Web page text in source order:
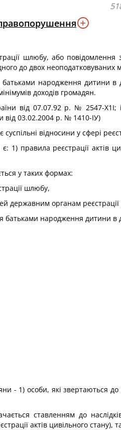
шлюбу, або повідомлення
до двох неоподатковуваних
народження дитини в
доходів громадян.
від 07.07.92 р. № 2547-
від 03.02.2004 р. № 1410-ІУ)
відносини у сфері
1) правила реєстрації актів
у таких формах:
шлюбу,
державним органам реєстрації
народження дитини в
- 1) особи, які звертаються
ставленням до
актів цивільного